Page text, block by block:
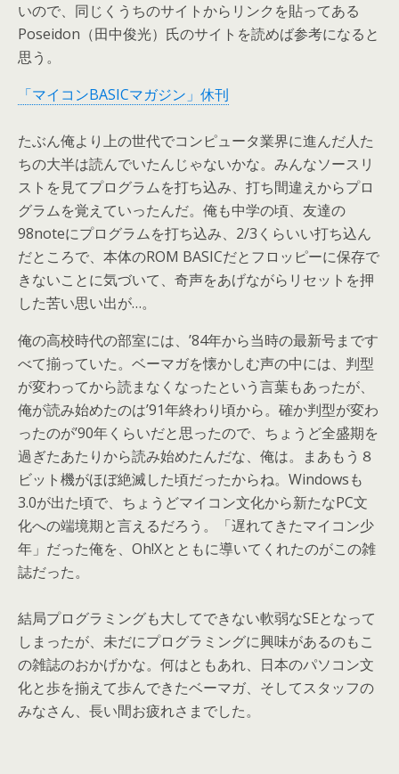
いので、同じくうちのサイトからリンクを貼ってある
Poseidon（田中俊光）氏のサイトを読めば参考になると
思う。
「マイコンBASICマガジン」休刊
たぶん俺より上の世代でコンピュータ業界に進んだ人た
ちの大半は読んでいたんじゃないかな。みんなソースリ
ストを見てプログラムを打ち込み、打ち間違えからプロ
グラムを覚えていったんだ。俺も中学の頃、友達の
98noteにプログラムを打ち込み、2/3くらいい打ち込ん
だところで、本体のROM BASICだとフロッピーに保存で
きないことに気づいて、奇声をあげながらリセットを押
した苦い思い出が…。
俺の高校時代の部室には、’84年から当時の最新号まです
べて揃っていた。ベーマガを懐かしむ声の中には、判型
が変わってから読まなくなったという言葉もあったが、
俺が読み始めたのは’91年終わり頃から。確か判型が変わ
ったのが’90年くらいだと思ったので、ちょうど全盛期を
過ぎたあたりから読み始めたんだな、俺は。まあもう８
ビット機がほぼ絶滅した頃だったからね。Windowsも
3.0が出た頃で、ちょうどマイコン文化から新たなPC文
化への端境期と言えるだろう。「遅れてきたマイコン少
年」だった俺を、Oh!Xとともに導いてくれたのがこの雑
誌だった。
結局プログラミングも大してできない軟弱なSEとなって
しまったが、未だにプログラミングに興味があるのもこ
の雑誌のおかげかな。何はともあれ、日本のパソコン文
化と歩を揃えて歩んできたベーマガ、そしてスタッフの
みなさん、長い間お疲れさまでした。